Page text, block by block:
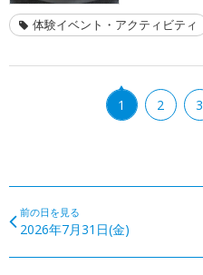
体験イベント・アクティビティ
1 2 3
前の日を見る
2026年7月31日(金)